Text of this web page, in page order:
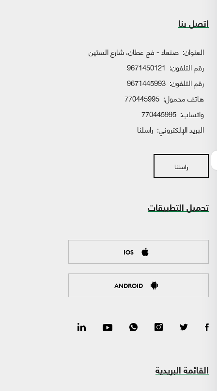
اتصل بنا
العنوان: صنعاء - فج عطان، شارع الستين
رقم التلفون: 9671450121
رقم التلفون: 9671445993
هاتف محمول: 770445995
واتساب:
البريد الإلكتروني: راسلنا
راسلنا
تحميل التطبيقات
IOS
ANDROID
القائمة البريدية